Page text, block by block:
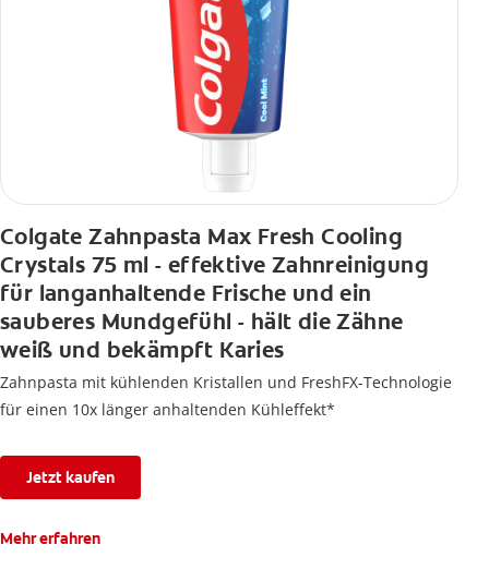
Colgate Zahnpasta Max Fresh Cooling
Crystals 75 ml - effektive Zahnreinigung
für langanhaltende Frische und ein
sauberes Mundgefühl - hält die Zähne
weiß und bekämpft Karies
Zahnpasta mit kühlenden Kristallen und FreshFX-Technologie
für einen 10x länger anhaltenden Kühleffekt*
Jetzt kaufen
Mehr erfahren